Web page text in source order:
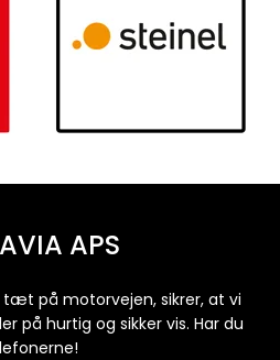
APS
tæt på motorvejen, sikrer, at vi
på hurtig og sikker vis. Har du